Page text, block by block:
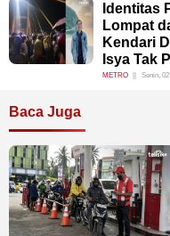
Identitas
Lompat
Kendari
Isya Tak
METRO Senin,
Baca Juga